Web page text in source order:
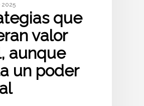
2025
que
valor
aunque
un poder